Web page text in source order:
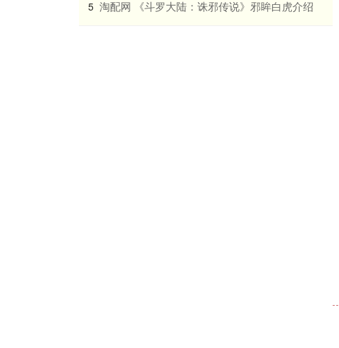
5 ​淘配网 《斗罗大陆：诛邪传说》邪眸白虎介绍